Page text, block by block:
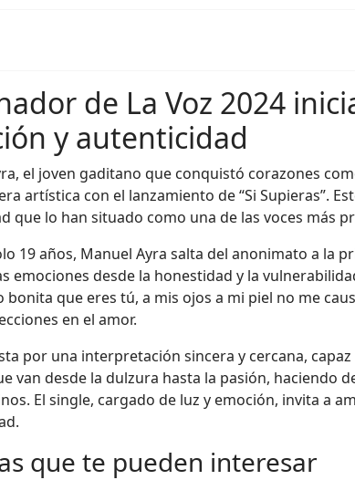
de La Voz 2024
y autenticidad
el joven gaditano que conquistó corazones
artística con el lanzamiento de “Si Supieras”.
que lo han situado como una de las voces más
19 años, Manuel Ayra salta del anonimato a la
emociones desde la honestidad y la
bonita que eres tú, a mis ojos a mi piel no me
en el amor.
por una interpretación sincera y cercana,
van desde la dulzura hasta la pasión, haciendo
El single, cargado de luz y emoción, invita a
que te pueden interesar